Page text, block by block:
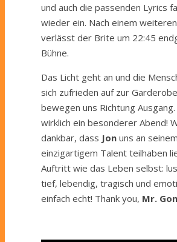
und auch die passenden Lyrics
wieder ein. Nach einem
verlässt der Brite um 22:45
Bühne.
Das Licht geht an und die
sich zufrieden auf zur
bewegen uns Richtung
wirklich ein besonderer Abend!
dankbar, dass Jon uns an seinem
einzigartigem Talent teilhaben
Auftritt wie das Leben selbst:
tief, lebendig, tragisch und
einfach echt! Thank you, Mr.